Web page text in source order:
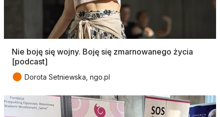
Nie boję się wojny. Boję się zmarnowanego życia
[podcast]
● Dorota Setniewska, ngo.pl